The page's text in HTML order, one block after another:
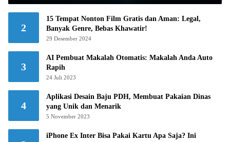
2
15 Tempat Nonton Film Gratis dan Aman: Legal,
Banyak Genre, Bebas Khawatir!
29 Desember 2024
3
AI Pembuat Makalah Otomatis: Makalah Anda Auto
Rapih
24 Juli 2023
4
Aplikasi Desain Baju PDH, Membuat Pakaian Dinas
yang Unik dan Menarik
5 November 2023
iPhone Ex Inter Bisa Pakai Kartu Apa Saja? Ini